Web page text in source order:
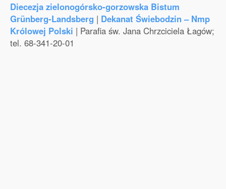
Diecezja zielonogórsko-gorzowska Bistum
Grünberg-Landsberg | Dekanat Świebodzin – Nmp
Królowej Polski | Parafia św. Jana Chrzciciela Łagów;
tel. 68-341-20-01